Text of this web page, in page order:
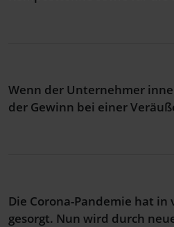
Wenn der Unternehmer
der Gewinn bei einer
Die Corona-Pandemie hat
gesorgt. Nun wird durch